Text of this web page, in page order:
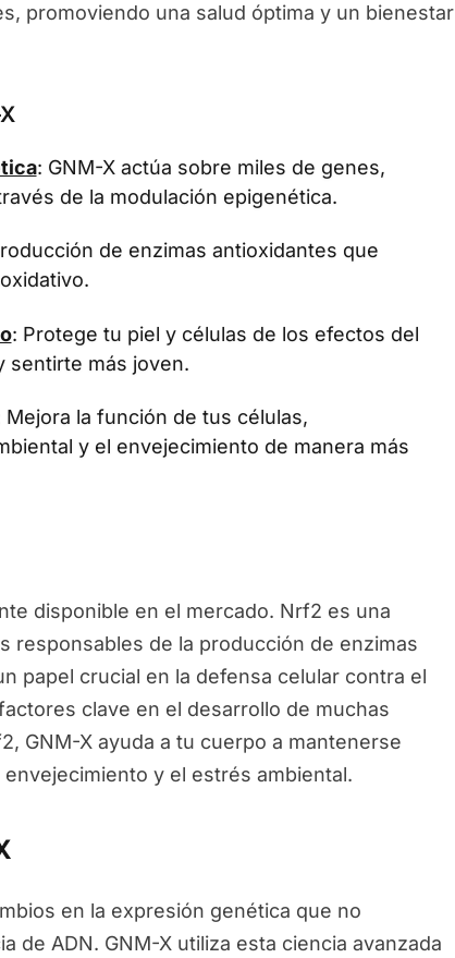
promoviendo una salud óptima y un bienestar
: GNM-X actúa sobre miles de genes,
de la modulación epigenética.
de enzimas antioxidantes que
: Protege tu piel y células de los efectos del
sentirte más joven.
Mejora la función de tus células,
y el envejecimiento de manera más
disponible en el mercado. Nrf2 es una
responsables de la producción de enzimas
papel crucial en la defensa celular contra el
clave en el desarrollo de muchas
GNM-X ayuda a tu cuerpo a mantenerse
y el estrés ambiental.
en la expresión genética que no
de ADN. GNM-X utiliza esta ciencia avanzada